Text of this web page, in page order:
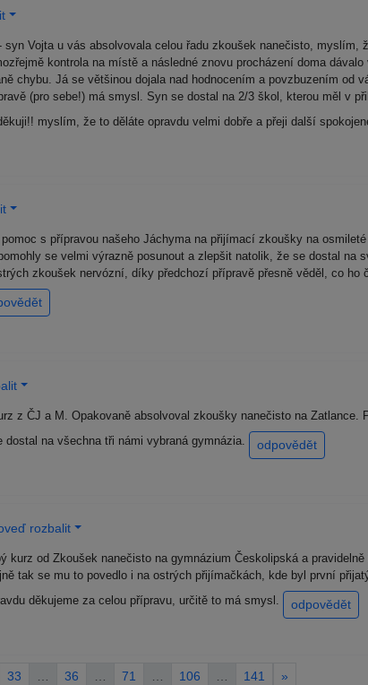
syn Vojta u vás absolvovala celou řadu zkoušek nanečisto,
kontrola na místě a následné znovu procházení doma
chybu. Já se většinou dojala nad hodnocením a povzbuzením
(pro sebe!) má smysl. Syn se dostal na 2/3 škol, kterou měl v
myslím, že to děláte opravdu velmi dobře a přeji další
s přípravou našeho Jáchyma na přijímací zkoušky na
se velmi výrazně posunout a zlepšit natolik, že se dostal na
zkoušek nervózní, díky předchozí přípravě přesně věděl, co
z ČJ a M. Opakovaně absolvoval zkoušky nanečisto na
na všechna tři námi vybraná gymnázia.
odpovědět
rozbalit
kurz od Zkoušek nanečisto na gymnázium Českolipská a
tak se mu to povedlo i na ostrých přijímačkách, kde byl první
děkujeme za celou přípravu, určitě to má smysl.
odpovědět
33 36 71 106 141 »